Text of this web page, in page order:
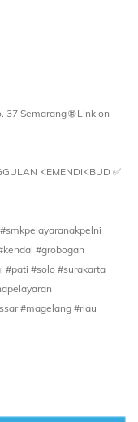
37 Semarang🌐 Link on
KEMENDIKBUD✅
#grobogan
#pati #solo #surakarta
#magelang #riau